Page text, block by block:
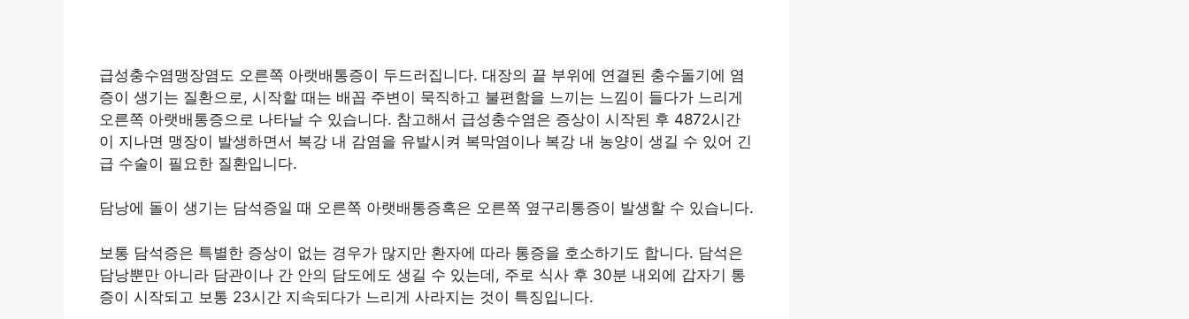
급성충수염맹장염도 오른쪽 아랫배통증이 두드러집니다. 대장의 끝 부위에 연결된 충수돌기에 염
증이 생기는 질환으로, 시작할 때는 배꼽 주변이 묵직하고 불편함을 느끼는 느낌이 들다가 느리게
오른쪽 아랫배통증으로 나타날 수 있습니다. 참고해서 급성충수염은 증상이 시작된 후 4872시간
이 지나면 맹장이 발생하면서 복강 내 감염을 유발시켜 복막염이나 복강 내 농양이 생길 수 있어 긴
급 수술이 필요한 질환입니다.
담낭에 돌이 생기는 담석증일 때 오른쪽 아랫배통증혹은 오른쪽 옆구리통증이 발생할 수 있습니다.
보통 담석증은 특별한 증상이 없는 경우가 많지만 환자에 따라 통증을 호소하기도 합니다. 담석은
담낭뿐만 아니라 담관이나 간 안의 담도에도 생길 수 있는데, 주로 식사 후 30분 내외에 갑자기 통
증이 시작되고 보통 23시간 지속되다가 느리게 사라지는 것이 특징입니다.